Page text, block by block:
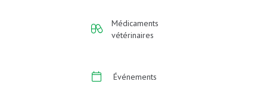
Médicaments
vétérinaires
Événements